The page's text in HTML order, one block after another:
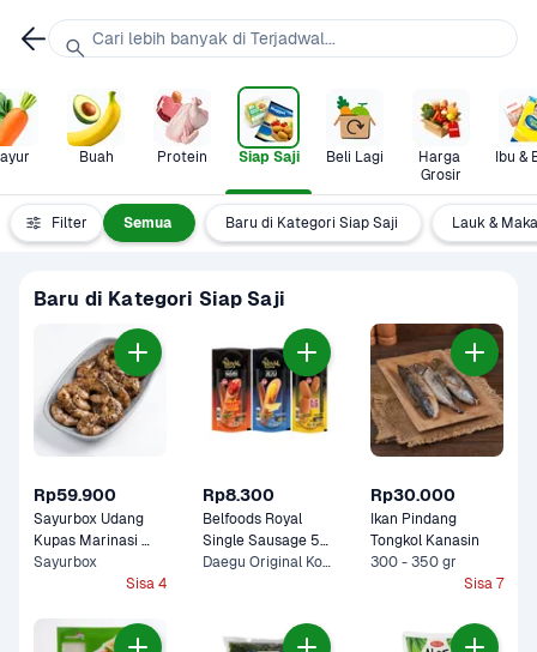
Buah Protein Siap Saji Beli Lagi
Harga
Grosir
Ibu &
Filter Semua Baru di Kategori Siap Saji Lauk &
Baru di Kategori Siap Saji
Rp59.900
Sayurbox Udang
Kupas Marinasi
Blackpepper 300
Sayurbox
Sisa 4
Rp8.300
Belfoods Royal
Single Sausage 55
gram
Daegu Original Korean, Nami Spicy Korean +1 Lainnya
Rp30.000
Ikan Pindang
Tongkol Kanasin
300 - 350 gr
Sisa 7
Cari lebih banyak di Terjadwal...